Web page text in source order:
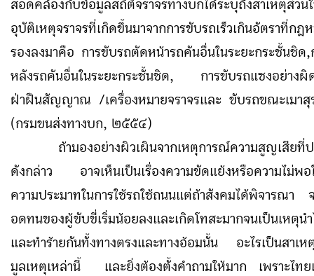
สอดคล้องกับข้อมูลสถิติจราจรทางบกได้ระบุถึงสาเหตุส่ว
อุบัติเหตุจราจรที่เกิดขึ้นมาจากการขับรถเร็วเกินอัตราที่กฎ
รองลงมาคือ การขับรถตัดหน้ารถคันอื่นในระยะกระชั้นชิด,
หลังรถคันอื่นในระยะกระชั้นชิด, การขับรถแซงอย่างผิ
ฝ่าฝืนสัญญาณ /เครื่องหมายจราจรและ ขับรถขณะเมา
(กรมขนส่งทางบก, ๒๕๕๔)
ถ้ามองอย่างผิวเผินจากเหตุการณ์ความสูญเสียที่ปร
ดังกล่าว อาจเห็นเป็นเรื่องความขัดแย้งหรือความไม่พอ
ความประมาทในการใช้รถใช้ถนนแต่ถ้าสังคมได้พิจารณา
อดทนของผู้ขับขี่เริ่มน้อยลงและเกิดโทสะมากจนเป็นเหตุนำ
และทำร้ายกันทั้งทางตรงและทางอ้อมนั้น อะไรเป็นสาเห
มูลเหตุเหล่านี้ และยิ่งต้องตั้งคำถามให้มาก เพราะไทย